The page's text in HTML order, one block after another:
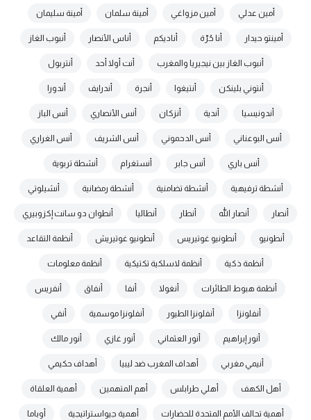
أمين عدلي أمين مزواغي أمينة سلمان أمينة سليمان
أمينتو حيدار أنا حُرّة أناديكم أناس الأنصار أنبوب الغاز
أنبوب الغاز بين نيجيريا والمغرب أنت أولا أحد أنتربول
أنتوني بلينكن أنتيغوا أنجرة أندرايف أندورا
أندونيسيا أندية أنزكان أنس الأنصاري أنس الباز
أنس البوعناني أنس الدحموني أنس الشريف أنس الغراري
أنس باري أنس جابر أنستغرام أنشطة تربوية
أنشطة ترفيهية أنشطة تضامنية أنشطة رمضانية أنشيلوتي
أنصار أنصار الله أنطار أنطاليا أنطوان دو سانت إكزوبيري
أنطونيو أنطونيو غوتيريس أنطونيو غوتيريش أنظمة التقاعد
أنظمة ذكية أنظمة لاسلكية تكتيكية أنظمة معلومات
أنظمة هبوط الطائرات أنغولا أنفا أنفاق أنفريس
أنفلونزا أنفلونزا الطيور أنفلونزا موسمية أنفي
أنور إبراهيم أنور العثماني أنور غازي أنور مالك
أنيمي مغربي أهداف المغرب ضد ليبيا أهداف حكيمي
أهل الكهف أهلي طرابلس أهم المتهمين أهمية العلقاة
أهمية تحالف الأمم المتحدة للحضارات أهمية جيواستراتيجية أوباما